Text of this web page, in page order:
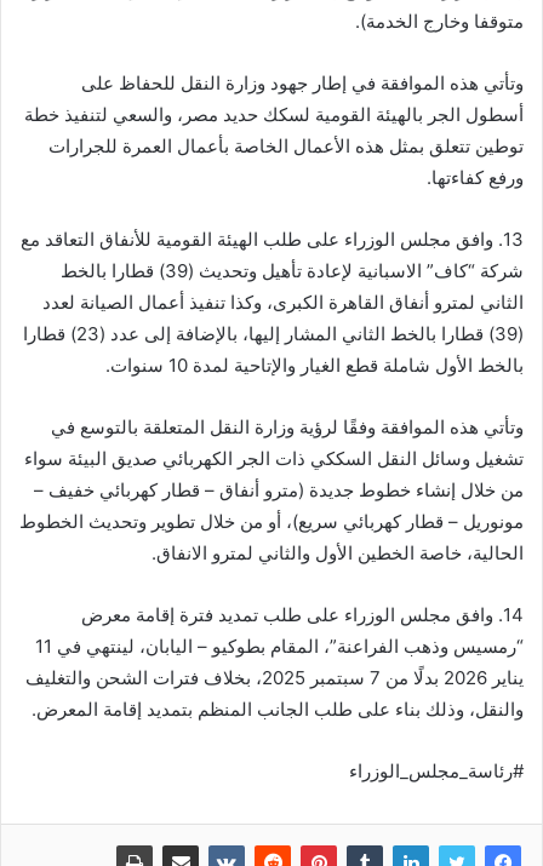
متوقفا وخارج الخدمة).
وتأتي هذه الموافقة في إطار جهود وزارة النقل للحفاظ على
أسطول الجر بالهيئة القومية لسكك حديد مصر، والسعي لتنفيذ خطة
توطين تتعلق بمثل هذه الأعمال الخاصة بأعمال العمرة للجرارات
ورفع كفاءتها.
13. وافق مجلس الوزراء على طلب الهيئة القومية للأنفاق التعاقد مع
شركة “كاف” الاسبانية لإعادة تأهيل وتحديث (39) قطارا بالخط
الثاني لمترو أنفاق القاهرة الكبرى، وكذا تنفيذ أعمال الصيانة لعدد
(39) قطارا بالخط الثاني المشار إليها، بالإضافة إلى عدد (23) قطارا
بالخط الأول شاملة قطع الغيار والإتاحية لمدة 10 سنوات.
وتأتي هذه الموافقة وفقًا لرؤية وزارة النقل المتعلقة بالتوسع في
تشغيل وسائل النقل السككي ذات الجر الكهربائي صديق البيئة سواء
من خلال إنشاء خطوط جديدة (مترو أنفاق – قطار كهربائي خفيف –
مونوريل – قطار كهربائي سريع)، أو من خلال تطوير وتحديث الخطوط
الحالية، خاصة الخطين الأول والثاني لمترو الانفاق.
14. وافق مجلس الوزراء على طلب تمديد فترة إقامة معرض
“رمسيس وذهب الفراعنة”، المقام بطوكيو – اليابان، لينتهي في 11
يناير 2026 بدلًا من 7 سبتمبر 2025، بخلاف فترات الشحن والتغليف
والنقل، وذلك بناء على طلب الجانب المنظم بتمديد إقامة المعرض.
#رئاسة_مجلس_الوزراء